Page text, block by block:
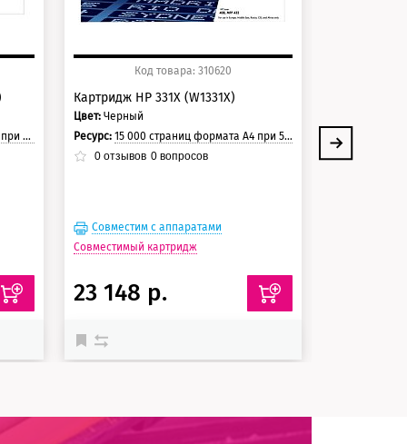
Код товара: 310620
Картридж HP 331X (W1331X)
Цвет: Черный
Ресурс: 15 000 страниц формата А4 при 5% заполнении страницы.
0отзывов 0вопросов
Совместим с аппаратами
Совместимый картридж
23 148 р.
Ресурс: